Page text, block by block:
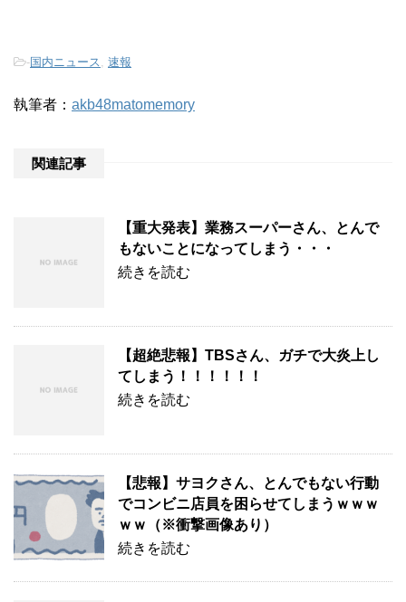
-国内ニュース, 速報
執筆者： akb48matomemory
関連記事
【重大発表】業務スーパーさん、とんで
もないことになってしまう・・・
続きを読む
【超絶悲報】TBSさん、ガチで大炎上し
てしまう！！！！！！
続きを読む
【悲報】サヨクさん、とんでもない行動
でコンビニ店員を困らせてしまうｗｗｗ
ｗｗ（※衝撃画像あり）
続きを読む